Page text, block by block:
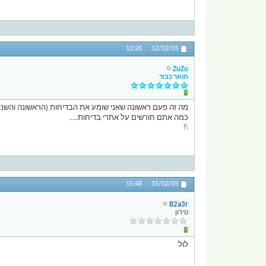
12/02/05,
12:26
ZuZu
תואר כבוד
מה זה פעם ראשונה שאני שומע את הבדיחות (הראשונה
כמה אתם חורשים על אתרי בדיחות.....
:?
15/02/05,
15:48
B2a3r
טירון
לול